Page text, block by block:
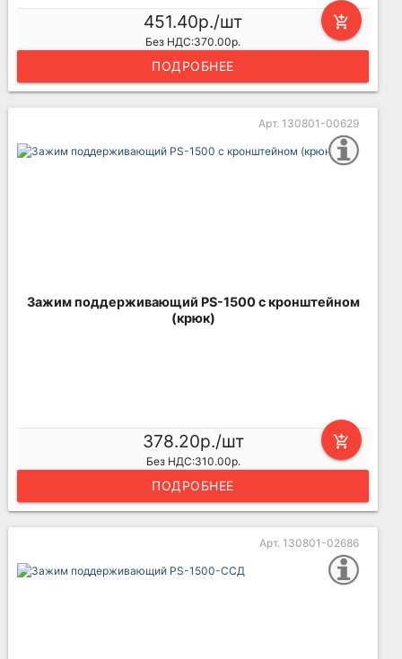
add_shopping_cart
451.40р./шт
Без НДС:370.00р.
ПОДРОБНЕЕ
Арт. 130801-00629
Зажим поддерживающий PS-1500 с кронштейном
(крюк)
add_shopping_cart
378.20р./шт
Без НДС:310.00р.
ПОДРОБНЕЕ
Арт. 130801-02686